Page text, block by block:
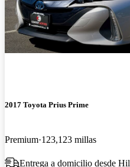
2017 Toyota Prius Prime
Premium 123,123 millas
Entrega a domicilio desde